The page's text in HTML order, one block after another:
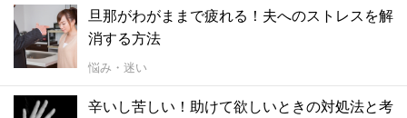
旦那がわがままで疲れる！夫へのストレスを解
消する方法
悩み・迷い
辛いし苦しい！助けて欲しいときの対処法と考